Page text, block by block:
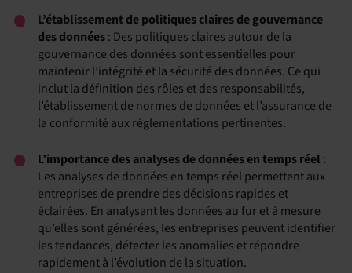
L’établissement de politiques claires de gouvernance
des données: Des politiques claires autour de la
gouvernance des données sont essentielles pour
maintenir l’intégrité et la sécurité des données. Ce qui
inclut la définition des rôles et des responsabilités,
l’établissement de normes de données et l’assurance de
la conformité aux réglementations pertinentes.
L’importance des analyses de données en temps réel :
Les analyses de données en temps réel permettent aux
entreprises de prendre des décisions rapides et
éclairées. En analysant les données au fur et à mesure
qu’elles sont générées, les entreprises peuvent identifier
les tendances, détecter les anomalies et répondre
rapidement à l’évolution de la situation.